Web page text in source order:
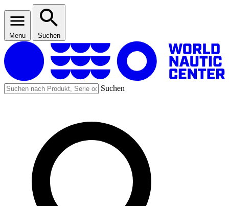
Menu Suchen
Suchen